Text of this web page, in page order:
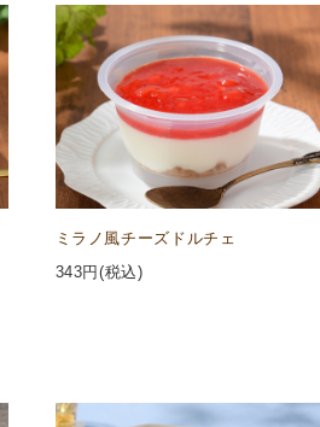
ミラノ風チーズドルチェ
343円(税込)